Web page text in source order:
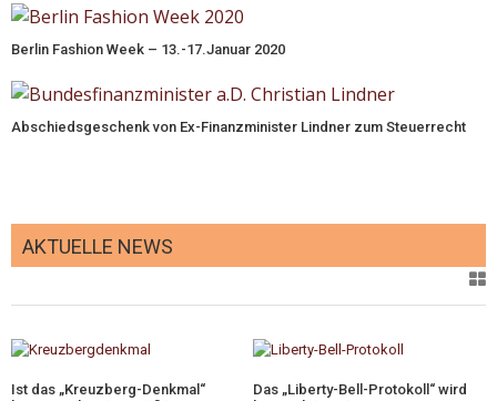
Berlin Fashion Week – 13.-17.Januar 2020
Abschiedsgeschenk von Ex-Finanzminister Lindner zum Steuerrecht
AKTUELLE NEWS
Ist das „Kreuzberg-Denkmal“
Das „Liberty-Bell-Protokoll“ wird